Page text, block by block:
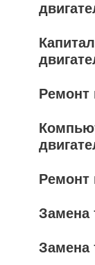
Ремонт
Ремонт
Замена
Замена